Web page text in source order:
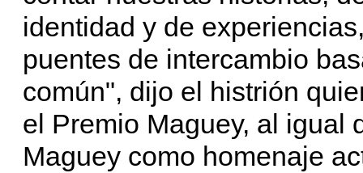
identidad y de
puentes de intercambio
común", dijo el histrión
el Premio Maguey, al igual
Maguey como homenaje